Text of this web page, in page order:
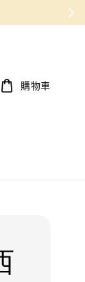
購物車